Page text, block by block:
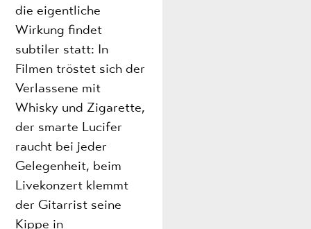
die eigentliche
Wirkung findet
subtiler statt: In
Filmen tröstet sich der
Verlassene mit
Whisky und Zigarette,
der smarte Lucifer
raucht bei jeder
Gelegenheit, beim
Livekonzert klemmt
der Gitarrist seine
Kippe in